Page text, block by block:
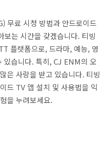
무료 시청 방법과 안드로이드
보는 시간을 갖겠습니다. 티빙
플랫폼으로, 드라마, 예능, 영
있습니다. 특히, CJ ENM의 오
은 사랑을 받고 있습니다. 티빙
드 TV 앱 설치 및 사용법을 익
을 누려보세요.